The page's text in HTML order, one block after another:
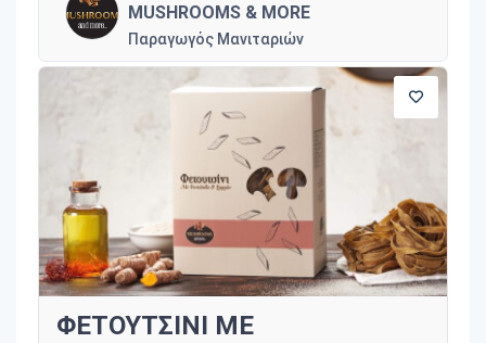
MUSHROOMS & MORE
Παραγωγός Μανιταριών
ΦΕΤΟΥΤΣΙΝΙ ΜΕ